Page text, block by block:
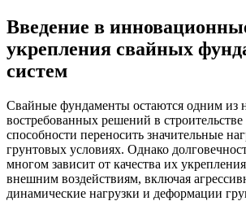
Введение в
укрепления свайных
систем
Свайные фундаменты остаются одним из
востребованных решений в строительстве
способности переносить значительные
грунтовых условиях. Однако
многом зависит от качества их
внешним воздействиям, включая
динамические нагрузки и деформации